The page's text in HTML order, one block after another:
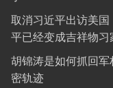
取消习近平出访美
平已经变成吉祥物习
胡锦涛是如何抓回
密轨迹